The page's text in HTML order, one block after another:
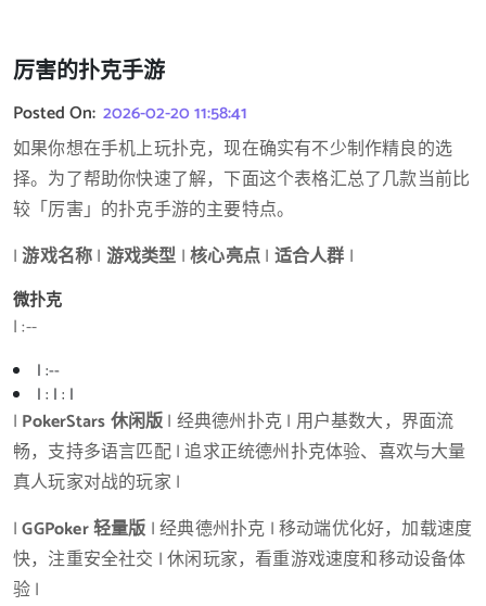
厉害的扑克手游
Posted On: 2026-02-20 11:58:41
如果你想在手机上玩扑克，现在确实有不少制作精良的选
择。为了帮助你快速了解，下面这个表格汇总了几款当前比
较「厉害」的扑克手游的主要特点。
|游戏名称| 游戏类型 |核心亮点| 适合人群 |
微扑克
| :--
| :--
| : | : |
| PokerStars 休闲版| 经典德州扑克 | 用户基数大，界面流
畅，支持多语言匹配 | 追求正统德州扑克体验、喜欢与大量
真人玩家对战的玩家 |
|GGPoker 轻量版 | 经典德州扑克 | 移动端优化好，加载速度
快，注重安全社交 | 休闲玩家，看重游戏速度和移动设备体
验 |